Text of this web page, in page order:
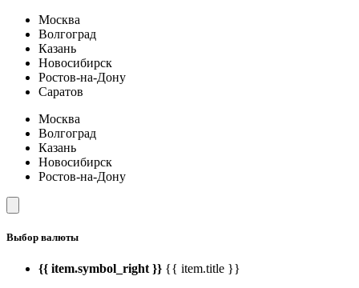
Москва
Волгоград
Казань
Новосибирск
Ростов-на-Дону
Саратов
Москва
Волгоград
Казань
Новосибирск
Ростов-на-Дону
Выбор валюты
{{ item.symbol_right }} {{ item.title }}